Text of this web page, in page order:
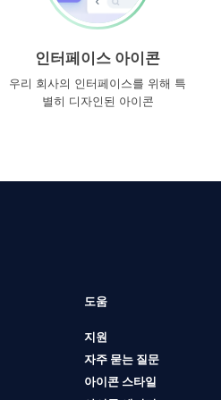
인터페이스 아이콘
우리 회사의 인터페이스를 위해 특
별히 디자인된 아이콘
도움
지원
자주 묻는 질문
아이콘 스타일